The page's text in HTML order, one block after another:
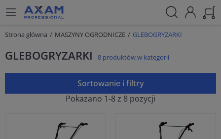
Strona główna MASZYNY OGRODNICZE GLEBOGRYZARKI
GLEBOGRYZARKI 8 produktów w kategorii
Sortowanie i filtry
Pokazano 1-8 z 8 pozycji